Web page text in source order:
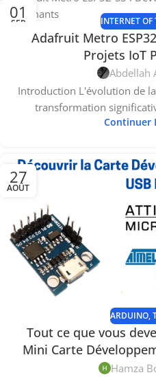
01
SEP INTERNET
Adafruit Metro
Projets IoT
Abdellah
Introduction L'évolution de
transformation
Continuer
27
AOÛT
ARDUINO,
Tout ce que vous
Mini Carte
Hamza